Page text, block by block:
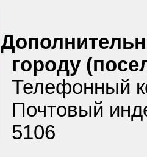
городу
Телефонный
Почтовый
5106